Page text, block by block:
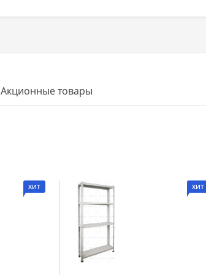
Акционные товары
ХИТ ХИТ